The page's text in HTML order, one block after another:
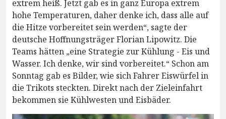
extrem heiß. Jetzt gab es in ganz Europa extrem
hohe Temperaturen, daher denke ich, dass alle auf
die Hitze vorbereitet sein werden“, sagte der
deutsche Hoffnungsträger Florian Lipowitz. Die
Teams hätten „eine Strategie zur Kühlung - Eis und
Wasser. Ich denke, wir sind vorbereitet.“ Schon am
Sonntag gab es Bilder, wie sich Fahrer Eiswürfel in
die Trikots steckten. Direkt nach der Zieleinfahrt
bekommen sie Kühlwesten und Eisbäder.